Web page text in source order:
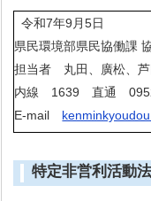
令和7年9月5日
県民環境部県民協働課
担当者 丸田、廣松、芦
内線 1639 直通
E-mail
特定非営利活動